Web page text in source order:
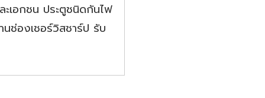
เอกชน ประตูชนิดกันไฟ
ช่องเชอร์วิสชาร์ป รับ